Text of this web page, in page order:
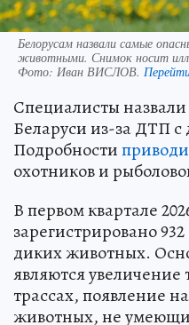
Белорусам назвали самые
животными. Снимок носит
Фото: Иван ВИСЛОВ.
Специалисты
Беларуси из-за ДТП
Подробности
охотников и
В первом квартале
зарегистрировано
диких животных.
являются увеличение
трассах, появление
животных, не